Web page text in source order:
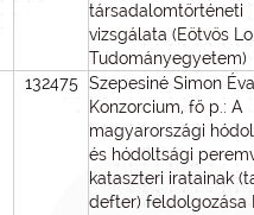
társadalomtörténeti
vizsgálata (Eötvös
Tudományegyetem)
132475 Szepesiné Simon
Konzorcium, fő p.: A
magyarországi
és hódoltsági
kataszteri iratainak
defter) feldolgozása II.